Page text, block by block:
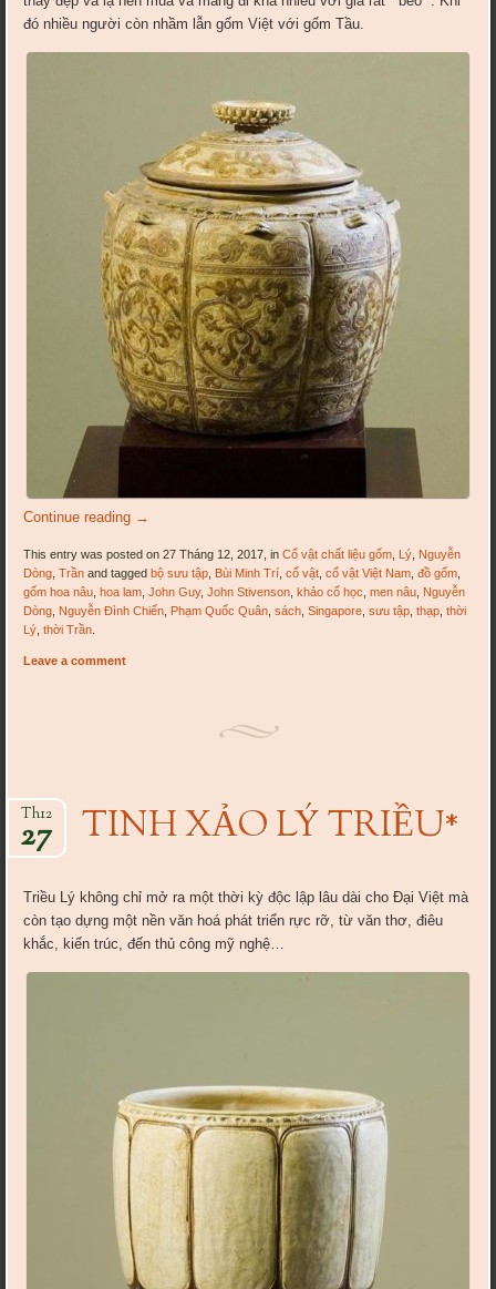
đó nhiều người còn nhầm lẫn gốm Việt với gốm Tầu.
Continue reading →
This entry was posted on 27 Tháng 12, 2017, inCổ vật chất liệu gốm Lý Nguyễn
Dòng ,Trần and taggedbộ sưu tập Bùi Minh Trí ,cổ vật ,cổ vật Việt Nam ,đồ gốm
gốm hoa nâu ,hoa lam ,John Guy,John Stivenson ,khảo cổ học ,men nâu Nguyễn
Dòng Nguyễn Đình Chiến Phạm Quốc Quân ,sách ,Singapore ,sưu tập ,thạp ,thời
Lý ,thời Trần
Leave a comment
TINH XẢO LÝ TRIỀU*
Th12
27
Triều Lý không chỉ mở ra một thời kỳ độc lập lâu dài cho Đại Việt mà
còn tạo dựng một nền văn hoá phát triển rực rỡ, từ văn thơ, điêu
khắc, kiến trúc, đến thủ công mỹ nghệ…